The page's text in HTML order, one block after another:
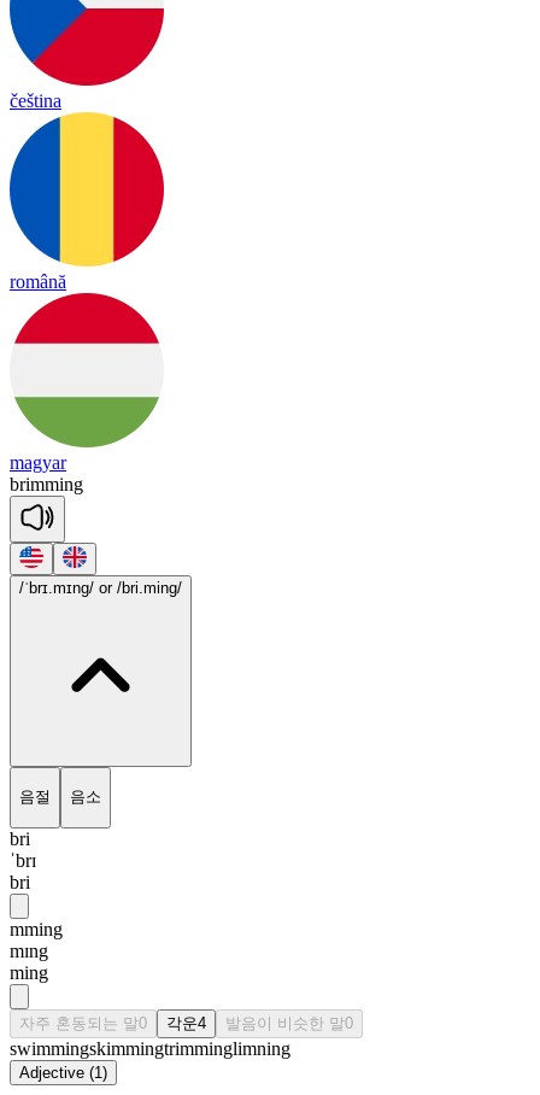
čeština
română
magyar
brimming
/ˈbrɪ.mɪng/ or /bri.ming/
음절 음소
bri
ˈbrɪ
bri
mming
mɪng
ming
자주 혼동되는 말0 각운4 발음이 비슷한 말0
swimmingskimmingtrimminglimning
Adjective (1)